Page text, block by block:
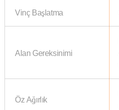
Vinç Başlatma
Alan Gereksinimi
Öz Ağırlık